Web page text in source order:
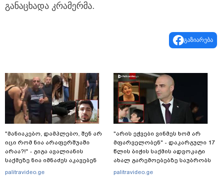
განაცხადა კრამერმა.
გაზიარება
"მანიაკებო, დამპლებო, შენ არ
იცი რომ ნია არაფერშუაში
არაა?!" - გიგა ავალიანის
საქმეზე ნია იმნაძეს აკავებენ
palitravideo.ge
"არის ეჭვები ვინმეს ხომ არ
მფარველობენ" - დაკარგული 17
წლის ბიჭის საქმის ადვოკატი
ახალ გარემოებებზე საუბრობს
palitravideo.ge